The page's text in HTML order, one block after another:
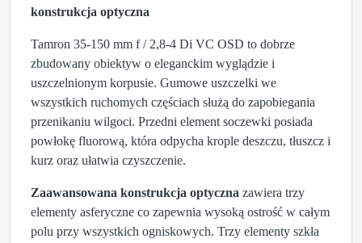
konstrukcja optyczna
Tamron 35-150 mm f / 2,8-4 Di VC OSD to dobrze
zbudowany obiektyw o eleganckim wyglądzie i
uszczelnionym korpusie. Gumowe uszczelki we
wszystkich ruchomych częściach służą do zapobiegania
przenikaniu wilgoci. Przedni element soczewki posiada
powłokę fluorową, która odpycha krople deszczu, tłuszcz i
kurz oraz ułatwia czyszczenie.
Zaawansowana konstrukcja optyczna zawiera trzy
elementy asferyczne co zapewnia wysoką ostrość w całym
polu przy wszystkich ogniskowych. Trzy elementy szkła